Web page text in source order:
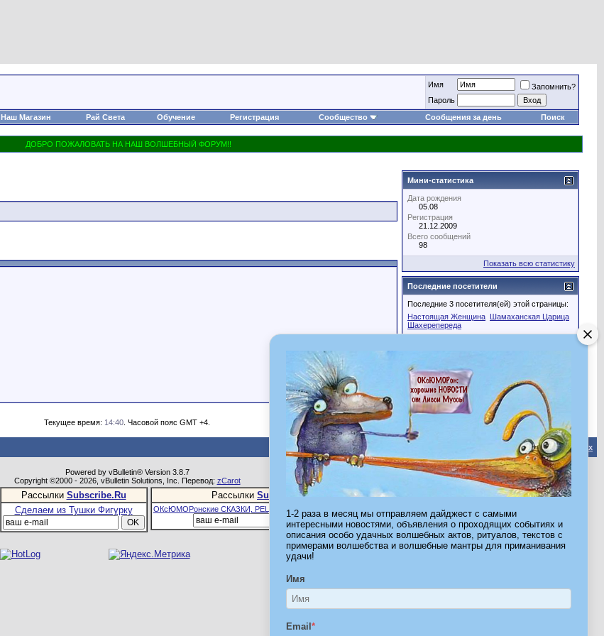
1-2 раза в месяц мы отправляем дайджест с самыми
интересными новостями, объявления о проходящих событиях и
описания особо удачных волшебных актов, ритуалов, текстов с
примерами волшебства и волшебные мантры для приманивания
удачи!
Имя
Email *
Имя
Запомнить?
Пароль
Наш Магазин Рай Света Обучение Регистрация Сообщество Сообщения за день Поиск
Мини-статистика
Дата рождения
05.08
Регистрация
21.12.2009
Всего сообщений
98
Показать всю статистику
Последние посетители
Последние 3 посетителя(ей) этой страницы:
Настоящая Женщина Шамаханская Царица
Шахерепереда
Текущее время: 14:40 . Часовой пояс GMT +4.
Форум Волшебников -Архив-Вверх
Powered by vBulletin® Version 3.8.7
Copyright ©2000 - 2026, vBulletin Solutions, Inc. Перевод: zCarot
Рассылки Subscribe.Ru
Сделаем из Тушки Фигурку
Рассылки Subscribe.Ru
ОКсЮМОРонские СКАЗКИ, РЕЦЕПТЫ И ШТУЧКИ ДЛЯ ВСЕХ